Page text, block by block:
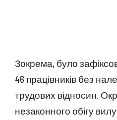
Зокрема, було
46 працівників без
трудових відносин.
незаконного обігу